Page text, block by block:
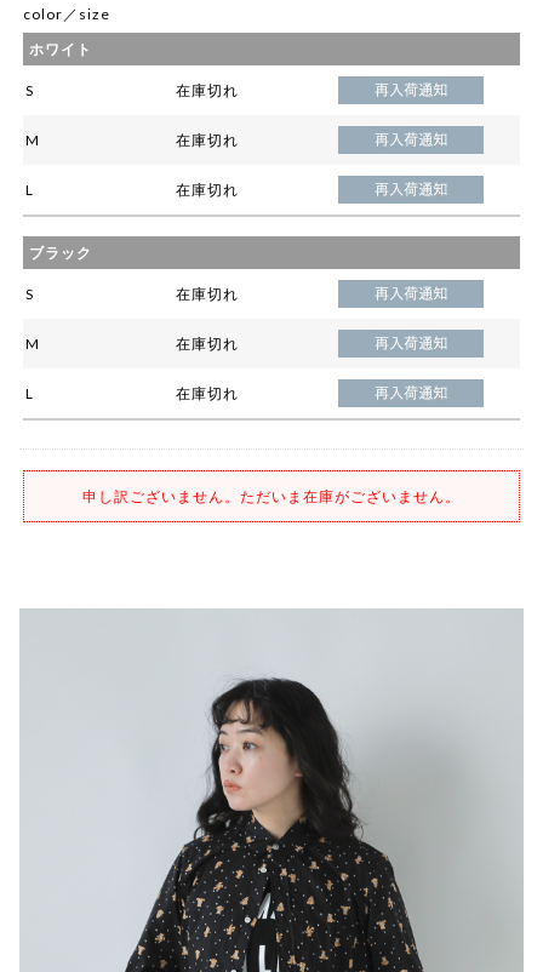
color／size
ホワイト
S 在庫切れ
M 在庫切れ
L 在庫切れ
ブラック
S 在庫切れ
M 在庫切れ
L 在庫切れ
申し訳ございません。ただいま在庫がございません。